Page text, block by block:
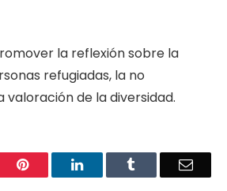
la reflexión sobre la
refugiadas, la no
valoración de la diversidad.
Pinterest LinkedIn Email